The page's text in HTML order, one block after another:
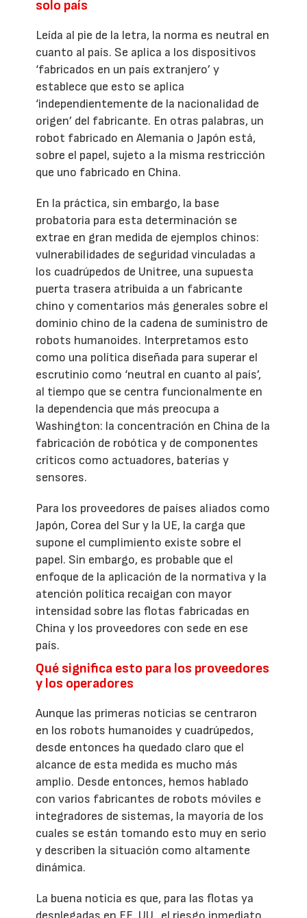
solo país
Leída al pie de la letra, la norma es neutral en
cuanto al país. Se aplica a los dispositivos
‘fabricados en un país extranjero’ y
establece que esto se aplica
‘independientemente de la nacionalidad de
origen’ del fabricante. En otras palabras, un
robot fabricado en Alemania o Japón está,
sobre el papel, sujeto a la misma restricción
que uno fabricado en China.
En la práctica, sin embargo, la base
probatoria para esta determinación se
extrae en gran medida de ejemplos chinos:
vulnerabilidades de seguridad vinculadas a
los cuadrúpedos de Unitree, una supuesta
puerta trasera atribuida a un fabricante
chino y comentarios más generales sobre el
dominio chino de la cadena de suministro de
robots humanoides. Interpretamos esto
como una política diseñada para superar el
escrutinio como ‘neutral en cuanto al país’,
al tiempo que se centra funcionalmente en
la dependencia que más preocupa a
Washington: la concentración en China de la
fabricación de robótica y de componentes
críticos como actuadores, baterías y
sensores.
Para los proveedores de países aliados como
Japón, Corea del Sur y la UE, la carga que
supone el cumplimiento existe sobre el
papel. Sin embargo, es probable que el
enfoque de la aplicación de la normativa y la
atención política recaigan con mayor
intensidad sobre las flotas fabricadas en
China y los proveedores con sede en ese
país.
Qué significa esto para los proveedores
y los operadores
Aunque las primeras noticias se centraron
en los robots humanoides y cuadrúpedos,
desde entonces ha quedado claro que el
alcance de esta medida es mucho más
amplio. Desde entonces, hemos hablado
con varios fabricantes de robots móviles e
integradores de sistemas, la mayoría de los
cuales se están tomando esto muy en serio
y describen la situación como altamente
dinámica.
La buena noticia es que, para las flotas ya